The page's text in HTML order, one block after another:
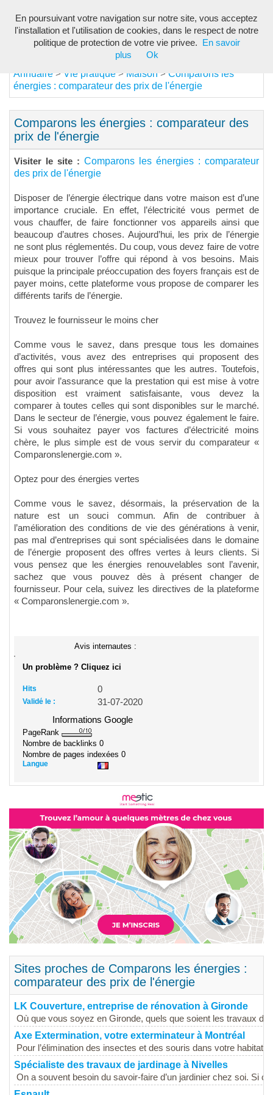
Annuaire > Vie pratique > Maison > Comparons les
énergies : comparateur des prix de l'énergie
Comparons les énergies : comparateur des
prix de l'énergie
Visiter le site : Comparons les énergies : comparateur
des prix de l'énergie
Disposer de l’énergie électrique dans votre maison est d’une
importance cruciale. En effet, l’électricité vous permet de
vous chauffer, de faire fonctionner vos appareils ainsi que
beaucoup d’autres choses. Aujourd’hui, les prix de l’énergie
ne sont plus réglementés. Du coup, vous devez faire de votre
mieux pour trouver l’offre qui répond à vos besoins. Mais
puisque la principale préoccupation des foyers français est de
payer moins, cette plateforme vous propose de comparer les
différents tarifs de l’énergie.
Trouvez le fournisseur le moins cher
Comme vous le savez, dans presque tous les domaines
d’activités, vous avez des entreprises qui proposent des
offres qui sont plus intéressantes que les autres. Toutefois,
pour avoir l’assurance que la prestation qui est mise à votre
disposition est vraiment satisfaisante, vous devez la
comparer à toutes celles qui sont disponibles sur le marché.
Dans le secteur de l’énergie, vous pouvez également le faire.
Si vous souhaitez payer vos factures d’électricité moins
chère, le plus simple est de vous servir du comparateur «
Comparonslenergie.com ».
Optez pour des énergies vertes
Comme vous le savez, désormais, la préservation de la
nature est un souci commun. Afin de contribuer à
l’amélioration des conditions de vie des générations à venir,
pas mal d’entreprises qui sont spécialisées dans le domaine
de l’énergie proposent des offres vertes à leurs clients. Si
vous pensez que les énergies renouvelables sont l’avenir,
sachez que vous pouvez dès à présent changer de
fournisseur. Pour cela, suivez les directives de la plateforme
« Comparonslenergie.com ».
Avis internautes :
Un problème ? Cliquez ici
Hits 0
Validé le :
31-07-2020
Informations Google
PageRank
Nombre de backlinks 0
Nombre de pages indexées 0
Langue
Sites proches de Comparons les énergies :
comparateur des prix de l'énergie
LK Couverture, entreprise de rénovation à Gironde
Où que vous soyez en Gironde, quels que soient les travaux de
Axe Extermination, votre exterminateur à Montréal
Pour l’élimination des insectes et des souris dans votre
Spécialiste des travaux de jardinage à Nivelles
On a souvent besoin du savoir-faire d’un jardinier chez soi. Si
En poursuivant votre navigation sur notre site, vous acceptez
l'installation et l'utilisation de cookies, dans le respect de notre
politique de protection de votre vie privee.
En savoir
plus
Ok